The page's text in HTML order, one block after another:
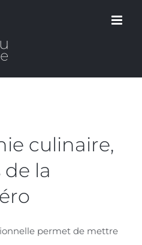
culinaire,
la
permet de mettre